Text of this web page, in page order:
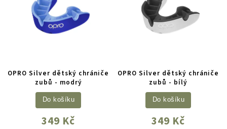
OPRO Silver dětský chrániče
zubů - modrý
349 Kč
Do košíku
OPRO Silver dětský chrániče
zubů - bílý
349 Kč
Do košíku